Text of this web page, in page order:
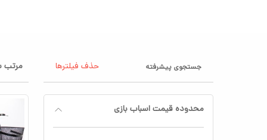
جستجوی پیشرفته حذف فیلترها
محدوده قیمت اسباب بازی
مرتب